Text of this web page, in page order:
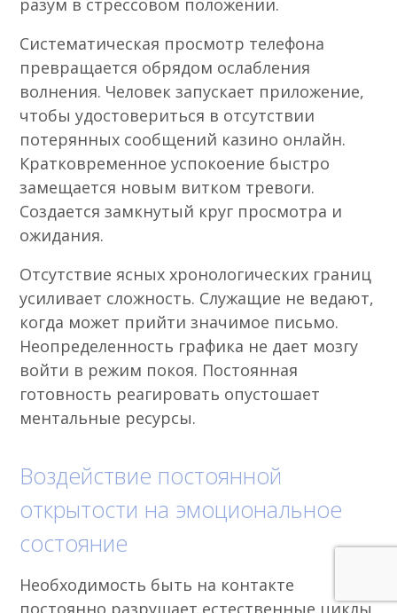
разум в стрессовом положении.
Систематическая просмотр телефона
превращается обрядом ослабления
волнения. Человек запускает приложение,
чтобы удостовериться в отсутствии
потерянных сообщений казино онлайн.
Кратковременное успокоение быстро
замещается новым витком тревоги.
Создается замкнутый круг просмотра и
ожидания.
Отсутствие ясных хронологических границ
усиливает сложность. Служащие не ведают,
когда может прийти значимое письмо.
Неопределенность графика не дает мозгу
войти в режим покоя. Постоянная
готовность реагировать опустошает
ментальные ресурсы.
Воздействие постоянной
открытости на эмоциональное
состояние
Необходимость быть на контакте
постоянно разрушает естественные циклы